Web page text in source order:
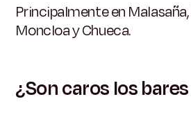
Principalmente en
Moncloa y Chueca.
¿Son caros los